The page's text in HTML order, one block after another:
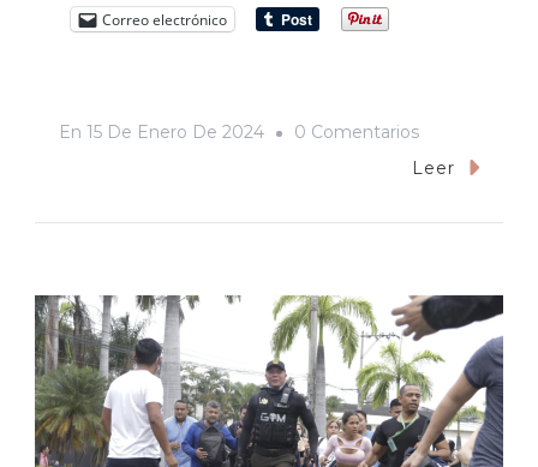
Correo electrónico
En 15 De Enero De 2024 0 ComentariosEn
La
Ante
La
Candidatura
De
Claudia
Leer